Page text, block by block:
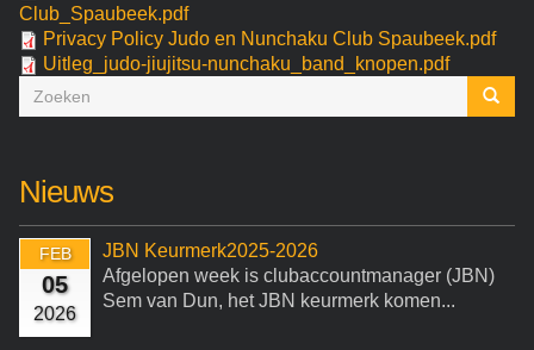
Club_Spaubeek.pdf
Privacy Policy Judo en Nunchaku Club Spaubeek.pdf
Uitleg_judo-jiujitsu-nunchaku_band_knopen.pdf
Zoekveld
Nieuws
FEB
05
2026
JBN Keurmerk2025-2026
Afgelopen week is clubaccountmanager (JBN)
Sem van Dun, het JBN keurmerk komen...